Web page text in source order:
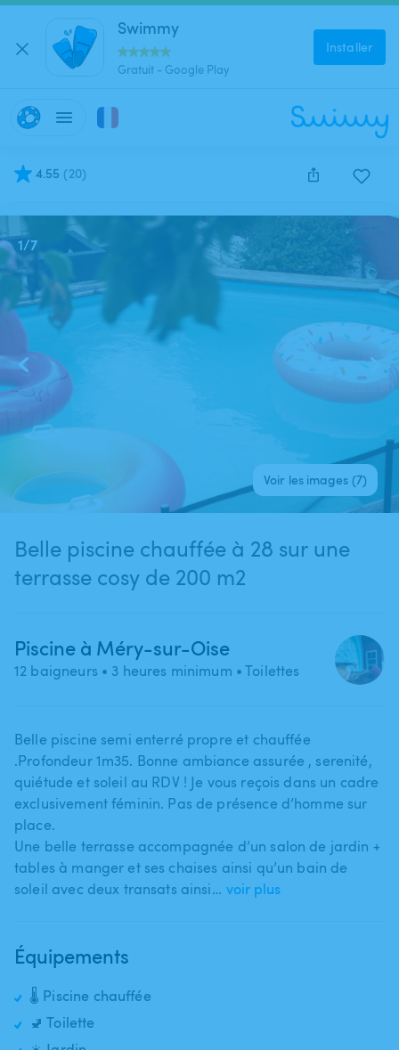
Swimmy
Gratuit - Google Play
Installer
4.55 (20)
Cette annonce est close et ne peut être réservée.
1/7
Voir les images (7)
Belle piscine chauffée à 28 sur une
terrasse cosy de 200 m2
Piscine à Méry-sur-Oise
12 baigneurs • 3 heures minimum • Toilettes
Belle piscine semi enterré propre et chauffée
.Profondeur 1m35. Bonne ambiance assurée ​,​ serenité​,​
quiétude et soleil au RDV ! Je vous reçois dans un cadre
exclusivement féminin. Pas de présence d’homme sur
place.
Une belle terrasse accompagnée d’un salon de jardin +
tables à manger et ses chaises ainsi qu’un bain de
soleil avec deux transats ainsi… voir plus
Équipements
🌡️ Piscine chauffée
🚽 Toilette